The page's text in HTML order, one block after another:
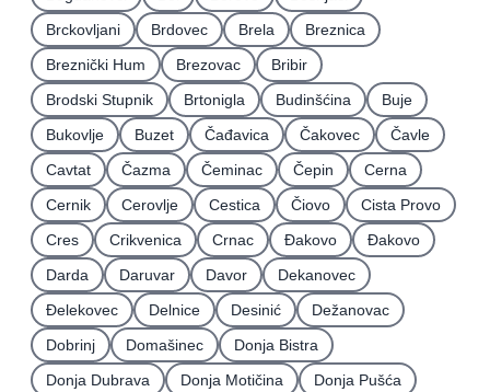
Brckovljani
Brdovec Brela
Breznica
Breznički Hum
Brezovac
Bribir
Brodski Stupnik
Brtonigla Budinšćina
Buje
Bukovlje
Buzet Čađavica Čakovec
Čavle
Cavtat
Čazma Čeminac Čepin
Cerna
Cernik
Cerovlje Cestica Čiovo
Cista Provo
Cres
Crikvenica Crnac Đakovo
Ðakovo
Darda
Daruvar Davor
Dekanovec
Ðelekovec
Delnice Desinić
Dežanovac
Dobrinj
Domašinec
Donja Bistra
Donja Dubrava
Donja Motičina
Donja Pušća